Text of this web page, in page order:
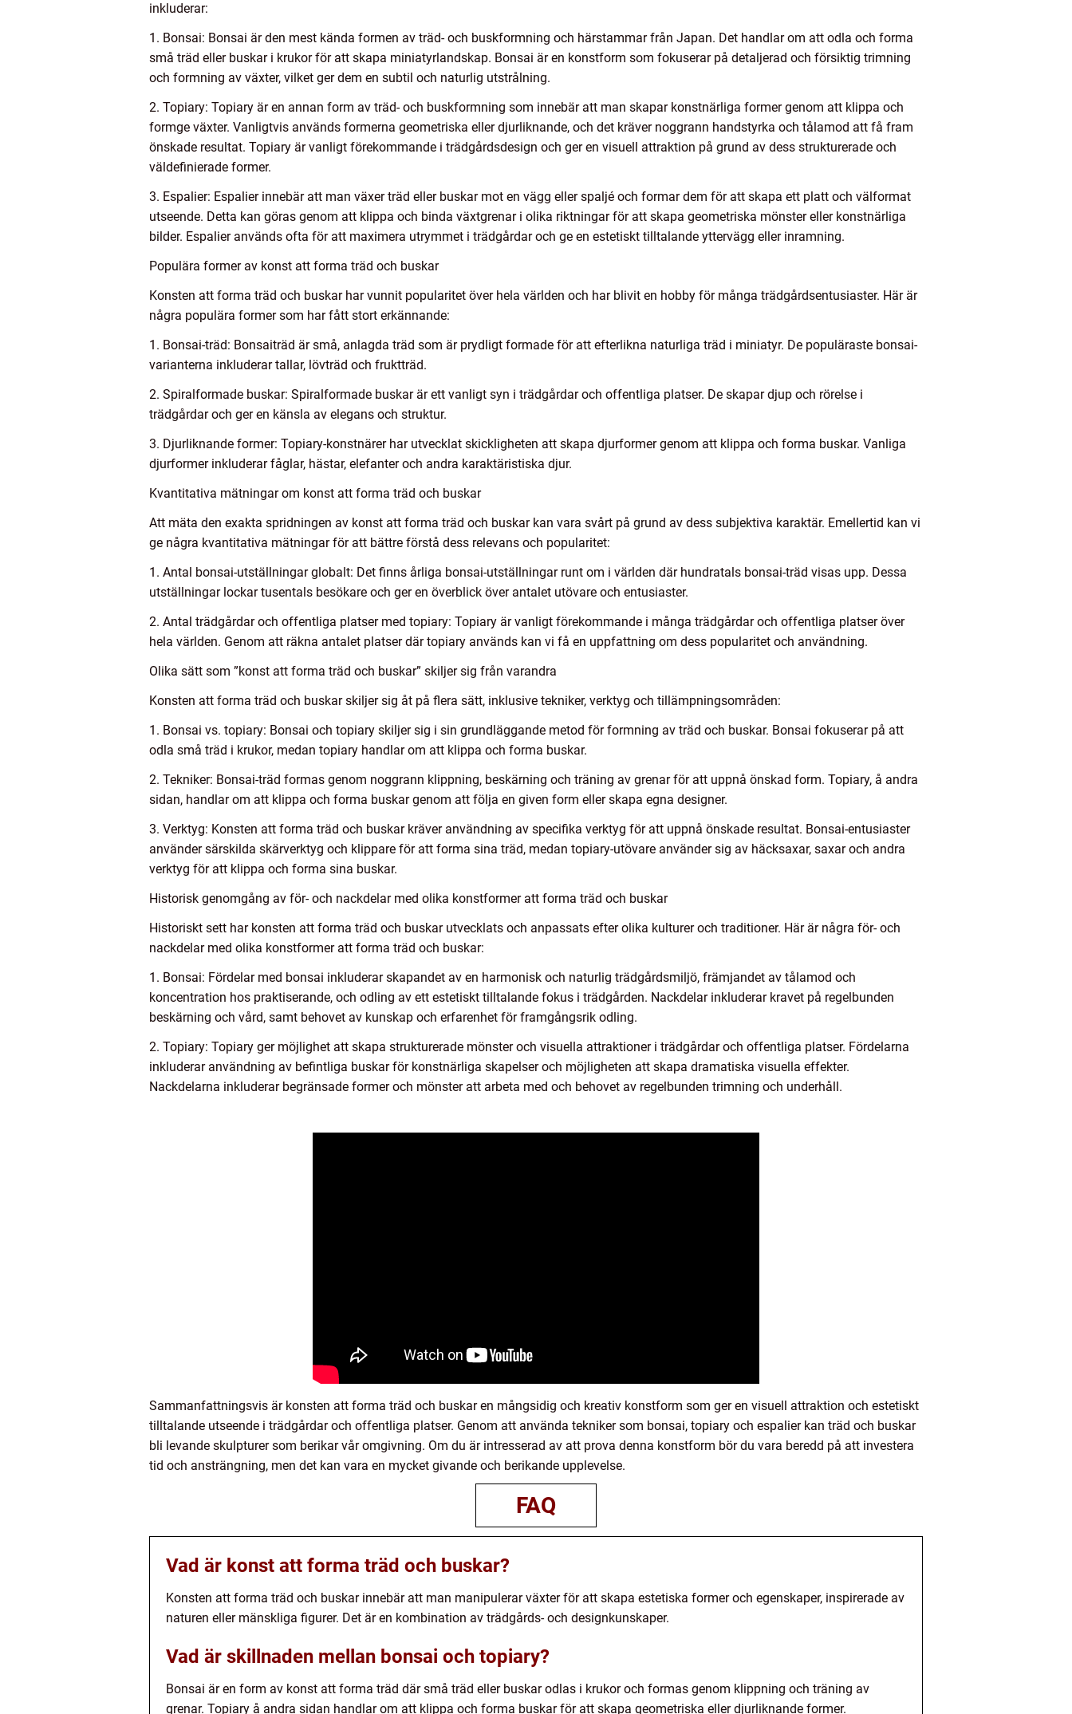
inkluderar:
1. Bonsai: Bonsai är den mest kända formen av träd- och buskformning och härstammar från Japan. Det handlar om att odla och forma
små träd eller buskar i krukor för att skapa miniatyrlandskap. Bonsai är en konstform som fokuserar på detaljerad och försiktig trimning
och formning av växter, vilket ger dem en subtil och naturlig utstrålning.
2. Topiary: Topiary är en annan form av träd- och buskformning som innebär att man skapar konstnärliga former genom att klippa och
formge växter. Vanligtvis används formerna geometriska eller djurliknande, och det kräver noggrann handstyrka och tålamod att få fram
önskade resultat. Topiary är vanligt förekommande i trädgårdsdesign och ger en visuell attraktion på grund av dess strukturerade och
väldefinierade former.
3. Espalier: Espalier innebär att man växer träd eller buskar mot en vägg eller spaljé och formar dem för att skapa ett platt och välformat
utseende. Detta kan göras genom att klippa och binda växtgrenar i olika riktningar för att skapa geometriska mönster eller konstnärliga
bilder. Espalier används ofta för att maximera utrymmet i trädgårdar och ge en estetiskt tilltalande yttervägg eller inramning.
Populära former av konst att forma träd och buskar
Konsten att forma träd och buskar har vunnit popularitet över hela världen och har blivit en hobby för många trädgårdsentusiaster. Här är
några populära former som har fått stort erkännande:
1. Bonsai-träd: Bonsaiträd är små, anlagda träd som är prydligt formade för att efterlikna naturliga träd i miniatyr. De populäraste bonsai-
varianterna inkluderar tallar, lövträd och fruktträd.
2. Spiralformade buskar: Spiralformade buskar är ett vanligt syn i trädgårdar och offentliga platser. De skapar djup och rörelse i
trädgårdar och ger en känsla av elegans och struktur.
3. Djurliknande former: Topiary-konstnärer har utvecklat skickligheten att skapa djurformer genom att klippa och forma buskar. Vanliga
djurformer inkluderar fåglar, hästar, elefanter och andra karaktäristiska djur.
Kvantitativa mätningar om konst att forma träd och buskar
Att mäta den exakta spridningen av konst att forma träd och buskar kan vara svårt på grund av dess subjektiva karaktär. Emellertid kan vi
ge några kvantitativa mätningar för att bättre förstå dess relevans och popularitet:
1. Antal bonsai-utställningar globalt: Det finns årliga bonsai-utställningar runt om i världen där hundratals bonsai-träd visas upp. Dessa
utställningar lockar tusentals besökare och ger en överblick över antalet utövare och entusiaster.
2. Antal trädgårdar och offentliga platser med topiary: Topiary är vanligt förekommande i många trädgårdar och offentliga platser över
hela världen. Genom att räkna antalet platser där topiary används kan vi få en uppfattning om dess popularitet och användning.
Olika sätt som ”konst att forma träd och buskar” skiljer sig från varandra
Konsten att forma träd och buskar skiljer sig åt på flera sätt, inklusive tekniker, verktyg och tillämpningsområden:
1. Bonsai vs. topiary: Bonsai och topiary skiljer sig i sin grundläggande metod för formning av träd och buskar. Bonsai fokuserar på att
odla små träd i krukor, medan topiary handlar om att klippa och forma buskar.
2. Tekniker: Bonsai-träd formas genom noggrann klippning, beskärning och träning av grenar för att uppnå önskad form. Topiary, å andra
sidan, handlar om att klippa och forma buskar genom att följa en given form eller skapa egna designer.
3. Verktyg: Konsten att forma träd och buskar kräver användning av specifika verktyg för att uppnå önskade resultat. Bonsai-entusiaster
använder särskilda skärverktyg och klippare för att forma sina träd, medan topiary-utövare använder sig av häcksaxar, saxar och andra
verktyg för att klippa och forma sina buskar.
Historisk genomgång av för- och nackdelar med olika konstformer att forma träd och buskar
Historiskt sett har konsten att forma träd och buskar utvecklats och anpassats efter olika kulturer och traditioner. Här är några för- och
nackdelar med olika konstformer att forma träd och buskar:
1. Bonsai: Fördelar med bonsai inkluderar skapandet av en harmonisk och naturlig trädgårdsmiljö, främjandet av tålamod och
koncentration hos praktiserande, och odling av ett estetiskt tilltalande fokus i trädgården. Nackdelar inkluderar kravet på regelbunden
beskärning och vård, samt behovet av kunskap och erfarenhet för framgångsrik odling.
2. Topiary: Topiary ger möjlighet att skapa strukturerade mönster och visuella attraktioner i trädgårdar och offentliga platser. Fördelarna
inkluderar användning av befintliga buskar för konstnärliga skapelser och möjligheten att skapa dramatiska visuella effekter.
Nackdelarna inkluderar begränsade former och mönster att arbeta med och behovet av regelbunden trimning och underhåll.
Sammanfattningsvis är konsten att forma träd och buskar en mångsidig och kreativ konstform som ger en visuell attraktion och estetiskt
tilltalande utseende i trädgårdar och offentliga platser. Genom att använda tekniker som bonsai, topiary och espalier kan träd och buskar
bli levande skulpturer som berikar vår omgivning. Om du är intresserad av att prova denna konstform bör du vara beredd på att investera
tid och ansträngning, men det kan vara en mycket givande och berikande upplevelse.
FAQ
Vad är konst att forma träd och buskar?
Konsten att forma träd och buskar innebär att man manipulerar växter för att skapa estetiska former och egenskaper, inspirerade av
naturen eller mänskliga figurer. Det är en kombination av trädgårds- och designkunskaper.
Vad är skillnaden mellan bonsai och topiary?
Bonsai är en form av konst att forma träd där små träd eller buskar odlas i krukor och formas genom klippning och träning av
grenar. Topiary å andra sidan handlar om att klippa och forma buskar för att skapa geometriska eller djurliknande former.